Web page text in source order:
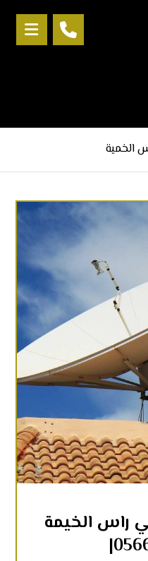
الخمية
راس الخيمة